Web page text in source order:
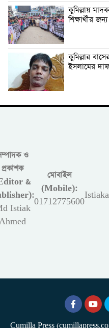
কুমিল্লায়
শিক্ষার্থীর
কুমিল্লার
ইসলামের
ও
প্রকাশক
&
Istiak
মোবাইল
(Mobile):
01712775600
Cumilla Press